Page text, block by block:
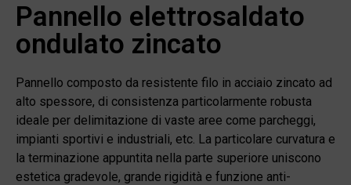
Pannello elettrosaldato
ondulato zincato
Pannello composto da resistente filo in acciaio zincato ad
alto spessore, di consistenza particolarmente robusta
ideale per delimitazione di vaste aree come parcheggi,
impianti sportivi e industriali, etc. La particolare curvatura e
la terminazione appuntita nella parte superiore uniscono
estetica gradevole, grande rigidità e funzione anti-